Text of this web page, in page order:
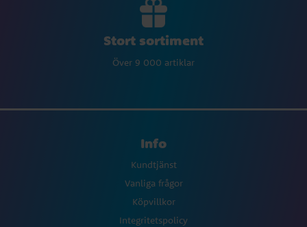
Stort sortiment
Över 9 000 artiklar
Info
Kundtjänst
Vanliga frågor
Köpvillkor
Integritetspolicy